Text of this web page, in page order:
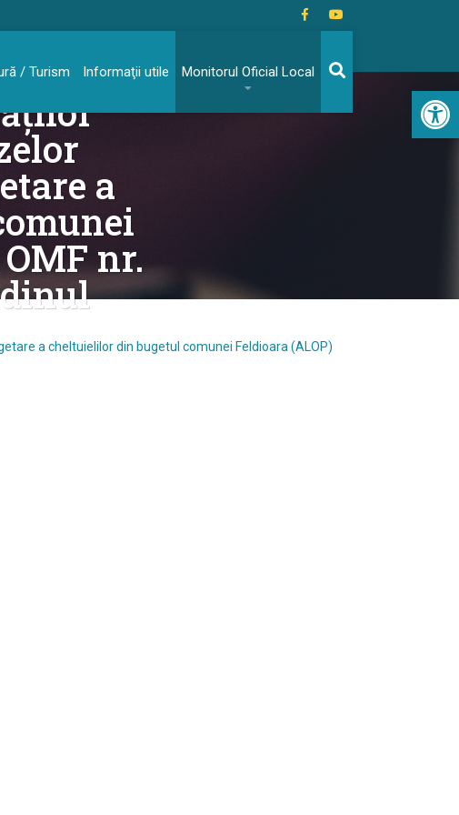
/ Turism Informaţii utile Monitorul Oficial Local
privind
a
nr.
a cheltuielilor din bugetul comunei Feldioara (ALOP)